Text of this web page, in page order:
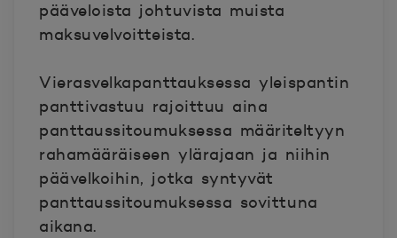
pääveloista johtuvista muista
maksuvelvoitteista.
Vierasvelkapanttauksessa yleispantin
panttivastuu rajoittuu aina
panttaussitoumuksessa määriteltyyn
rahamääräiseen ylärajaan ja niihin
päävelkoihin, jotka syntyvät
panttaussitoumuksessa sovittuna
aikana.